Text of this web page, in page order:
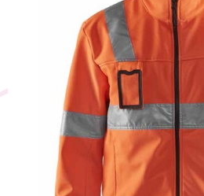
Binnenreclame
Drukwerk
Brievenbuspakketten
Blaklader
Flexfit